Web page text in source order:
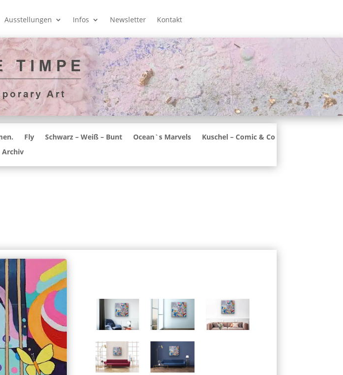
Ausstellungen Infos Newsletter Kontakt
Fly Schwarz – Weiß – Bunt Ocean`s Marvels
Kuschel – Comic & Co
Archiv